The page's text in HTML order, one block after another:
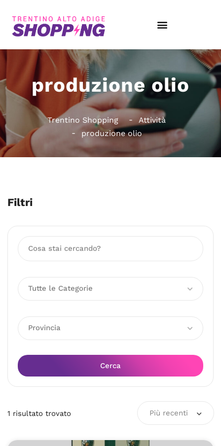
produzione olio
Trentino Shopping
Attività
produzione olio
Filtri
Tutte le Categorie
Provincia
Cerca
1 risultato trovato Più recenti